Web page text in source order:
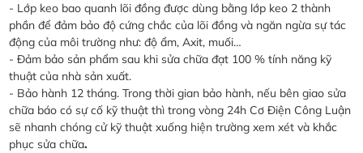
- Lớp keo bao quanh lõi đồng được dùng bằng lớp keo 2 thành
phần để đảm bảo độ cứng chắc của lõi đồng và ngăn ngừa sự tác
động của môi trường như: độ ẩm, Axit, muối…
- Đảm bảo sản phẩm sau khi sửa chữa đạt 100 % tính năng kỹ
thuật của nhà sản xuất.
- Bảo hành 12 tháng. Trong thời gian bảo hành, nếu bên giao sửa
chữa báo có sự cố kỹ thuật thì trong vòng 24h Cơ Điện Công Luận
sẽ nhanh chóng cử kỹ thuật xuống hiện trường xem xét và khắc
phục sửa chữa.